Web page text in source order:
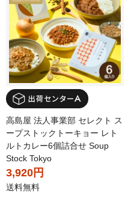
高島屋 法人事業部 セレクト ス
ープストックトーキョー レト
ルトカレー6個詰合せ Soup
Stock Tokyo
3,920円
送料無料